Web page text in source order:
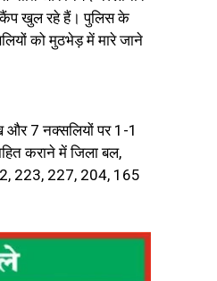
कैंप खुल रहे हैं। पुलिस के
को मुठभेड़ में मारे जाने
7 नक्सलियों पर 1-1
कराने में जिला बल,
223, 227, 204, 165